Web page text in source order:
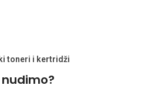
toneri i kertridži